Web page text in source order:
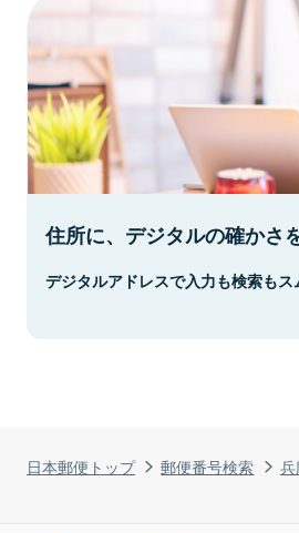
日本郵便トップ 郵便番号検索
住所に、デジタルの確かさを
デジタルアドレスで入力も検索もス